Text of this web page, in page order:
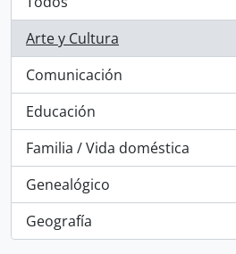
Arte y Cultura
, 1 resultados
Comunicación
, 1 resultados
Educación
, 1 resultados
Familia / Vida doméstica
, 1 resultados
Genealógico
, 1 resultados
Geografía
, 1 resultados